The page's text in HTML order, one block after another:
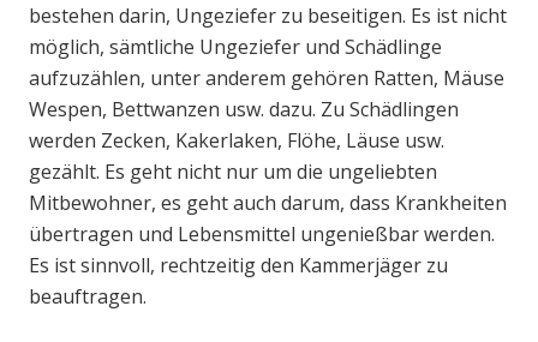
bestehen darin, Ungeziefer zu beseitigen. Es ist nicht
möglich, sämtliche Ungeziefer und Schädlinge
aufzuzählen, unter anderem gehören Ratten, Mäuse
Wespen, Bettwanzen usw. dazu. Zu Schädlingen
werden Zecken, Kakerlaken, Flöhe, Läuse usw.
gezählt. Es geht nicht nur um die ungeliebten
Mitbewohner, es geht auch darum, dass Krankheiten
übertragen und Lebensmittel ungenießbar werden.
Es ist sinnvoll, rechtzeitig den Kammerjäger zu
beauftragen.